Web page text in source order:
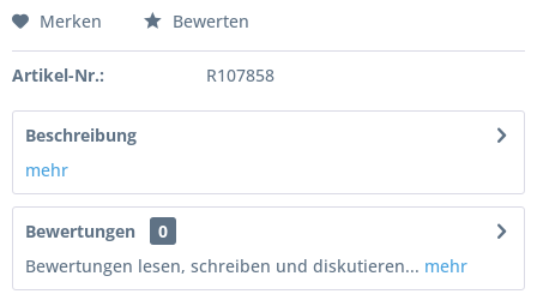
Merken Bewerten
Artikel-Nr.: R107858
Beschreibung
mehr
Bewertungen
0
Bewertungen lesen, schreiben und diskutieren... mehr